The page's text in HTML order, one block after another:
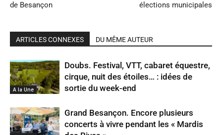
de Besançon
élections municipales
ARTICLES CONNEXES DU MÊME AUTEUR
A la Une
Doubs. Festival, VTT, cabaret équestre,
cirque, nuit des étoiles… : idées de
sortie du week-end
Grand Besançon. Encore plusieurs
concerts à vivre pendant les « Mardis